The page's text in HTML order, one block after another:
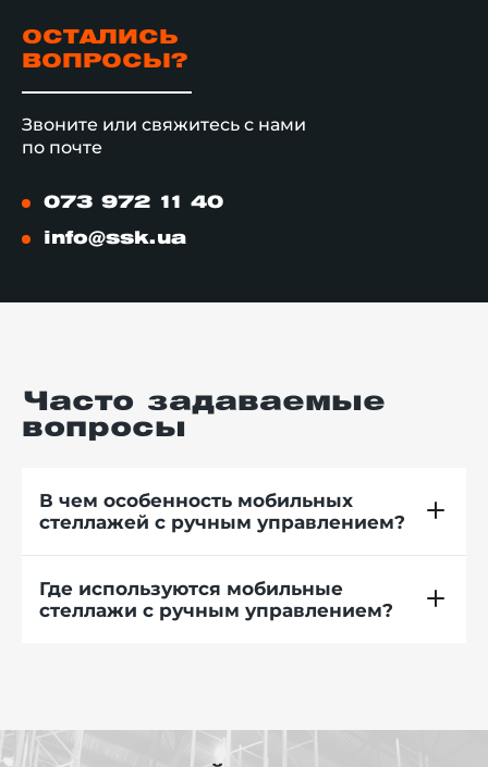
ОСТАЛИСЬ
ВОПРОСЫ?
Звоните или свяжитесь с нами
по почте
073 972 11 40
info@ssk.ua
Часто задаваемые
вопросы
В чем особенность мобильных
стеллажей с ручным управлением?
Где используются мобильные
стеллажи с ручным управлением?